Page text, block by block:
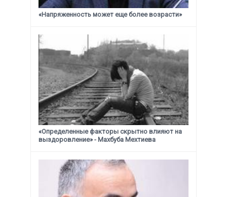
«Напряженность может еще более возрасти»
«Определенные факторы скрытно влияют на
выздоровление» - Махбуба Мехтиева